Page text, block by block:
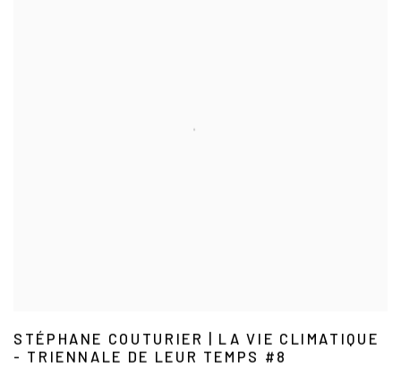
STÉPHANE COUTURIER | LA VIE CLIMATIQUE
- TRIENNALE DE LEUR TEMPS #8